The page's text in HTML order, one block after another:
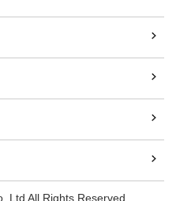
All Rights Reserved.